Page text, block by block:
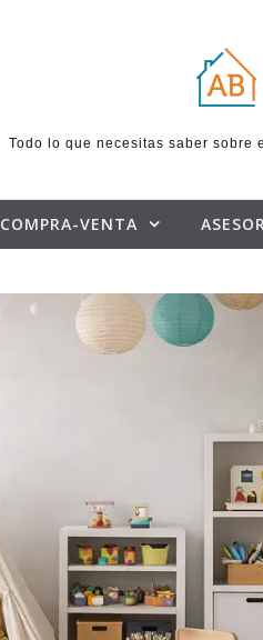
Todo lo que necesitas saber
COMPRA-VENTA